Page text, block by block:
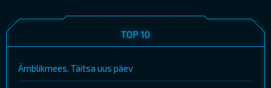
TOP 10
Ämblikmees. Täitsa uus päev